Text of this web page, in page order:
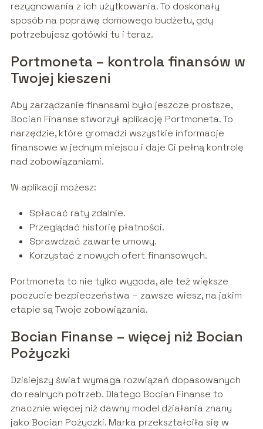
rezygnowania z ich użytkowania. To doskonały
sposób na poprawę domowego budżetu, gdy
potrzebujesz gotówki tu i teraz.
Portmoneta – kontrola finansów w
Twojej kieszeni
Aby zarządzanie finansami było jeszcze prostsze,
Bocian Finanse stworzył aplikację Portmoneta. To
narzędzie, które gromadzi wszystkie informacje
finansowe w jednym miejscu i daje Ci pełną kontrolę
nad zobowiązaniami.
W aplikacji możesz:
Spłacać raty zdalnie.
Przeglądać historię płatności.
Sprawdzać zawarte umowy.
Korzystać z nowych ofert finansowych.
Portmoneta to nie tylko wygoda, ale też większe
poczucie bezpieczeństwa – zawsze wiesz, na jakim
etapie są Twoje zobowiązania.
Bocian Finanse – więcej niż Bocian
Pożyczki
Dzisiejszy świat wymaga rozwiązań dopasowanych
do realnych potrzeb. Dlatego Bocian Finanse to
znacznie więcej niż dawny model działania znany
jako Bocian Pożyczki. Marka przekształciła się w